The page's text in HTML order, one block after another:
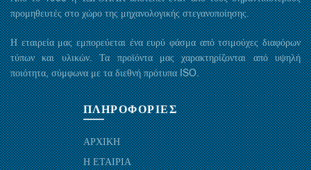
προμηθευτές στο χώρο της μηχανολογικής στεγανοποίησης.
Η εταιρεία μας εμπορεύεται ένα ευρύ φάσμα από τσιμούχες διαφόρων
τύπων και υλικών. Τα προϊόντα μας χαρακτηρίζονται από υψηλή
ποιότητα, σύμφωνα με τα διεθνή πρότυπα ISO.
ΠΛΗΡΟΦΟΡΙΕΣ
ΑΡΧΙΚΗ
Η ΕΤΑΙΡΙΑ